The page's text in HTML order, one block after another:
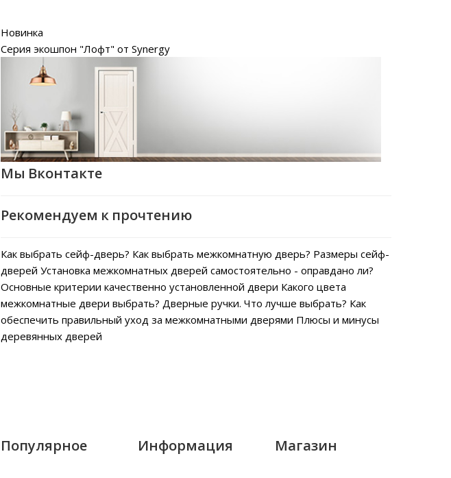
Новинка
Серия экошпон "Лофт" от Synergy
Мы Вконтакте
Рекомендуем к прочтению
Как выбрать сейф-дверь? Как выбрать межкомнатную дверь? Размеры сейф-
дверей Установка межкомнатных дверей самостоятельно - оправдано ли?
Основные критерии качественно установленной двери Какого цвета
межкомнатные двери выбрать? Дверные ручки. Что лучше выбрать? Как
обеспечить правильный уход за межкомнатными дверями Плюсы и минусы
деревянных дверей
Популярное Информация Магазин